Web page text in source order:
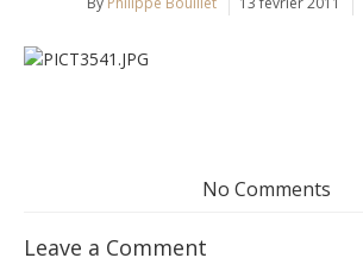
No Comments
Leave a Comment